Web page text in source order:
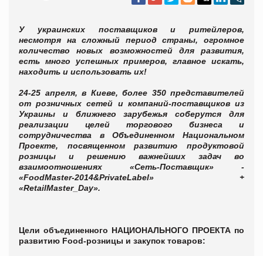
У украинских поставщиков и ритейлеров,
несмотря на сложный период страны, огромное
количество новых возможностей для развития,
есть много успешных примеров, главное искать,
находить и использовать их!
24-25 апреля, в Киеве, более 350 представителей
от розничных сетей и компаний-поставщиков из
Украины и ближнего зарубежья соберутся для
реализации целей торгового бизнеса и
сотрудничества в Объединенном Национальном
Проекте, посвященном развитию продуктовой
розницы и решению важнейших задач во
взаимоотношениях «Сеть-Поставщик» -
«FoodMaster-2014&PrivateLabel» +
«RetailMaster_Day».
Цели объединенного НАЦИОНАЛЬНОГО ПРОЕКТА по
развитию Food-розницы и закупок товаров: